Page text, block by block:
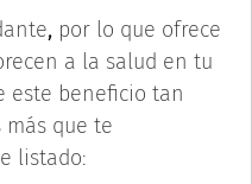
, por lo que ofrece
a la salud en tu
este beneficio tan
que te
listado: